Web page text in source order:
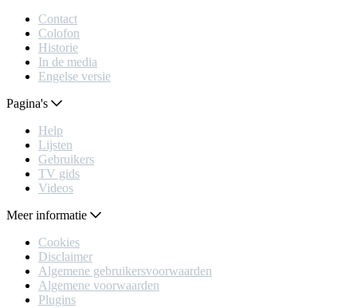
Contact
Colofon
Historie
In de media
Engelse versie
Pagina's
Help
Lijsten
Gebruikers
TV gids
Videos
Meer informatie
Cookies
Disclaimer
Algemene gebruikersvoorwaarden
Algemene voorwaarden
Plugins